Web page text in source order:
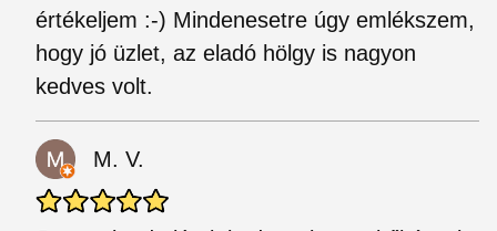
értékeljem :-) Mindenesetre úgy emlékszem,
hogy jó üzlet, az eladó hölgy is nagyon
kedves volt.
M. V.